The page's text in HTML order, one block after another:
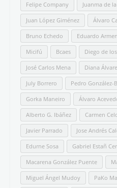
Felipe Company Juanma de
Juan López Giménez Álvaro
Bruno Echedo Eduardo
Micifú Bcaes Diego de
José Carlos Mena Diana
July Borrero Pedro González-
Gorka Maneiro Álvaro
Alberto G. Ibáñez Carmen
Javier Parrado Jose Andrés
Edurne Sosa Gabriel Estañ
Macarena González Puente
Miguel Ángel Mudoy PaKo